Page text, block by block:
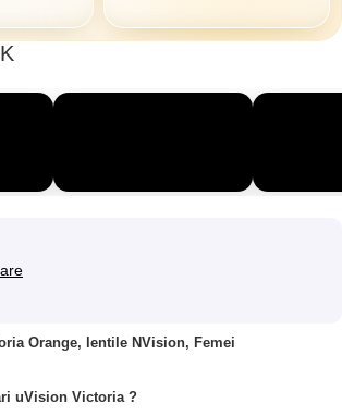
Orange, lentile NVision, Femei
uVision Victoria ?